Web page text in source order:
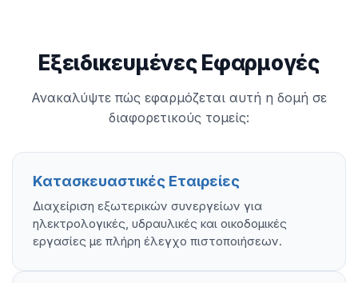
Εξειδικευμένες Εφαρμογές
Ανακαλύψτε πώς εφαρμόζεται αυτή η δομή σε
διαφορετικούς τομείς:
Κατασκευαστικές Εταιρείες
Διαχείριση εξωτερικών συνεργείων για
ηλεκτρολογικές, υδραυλικές και οικοδομικές
εργασίες με πλήρη έλεγχο πιστοποιήσεων.